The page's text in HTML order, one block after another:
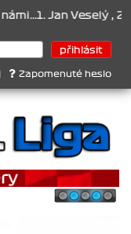
Jan Veselý , 2.
Zapomenuté heslo